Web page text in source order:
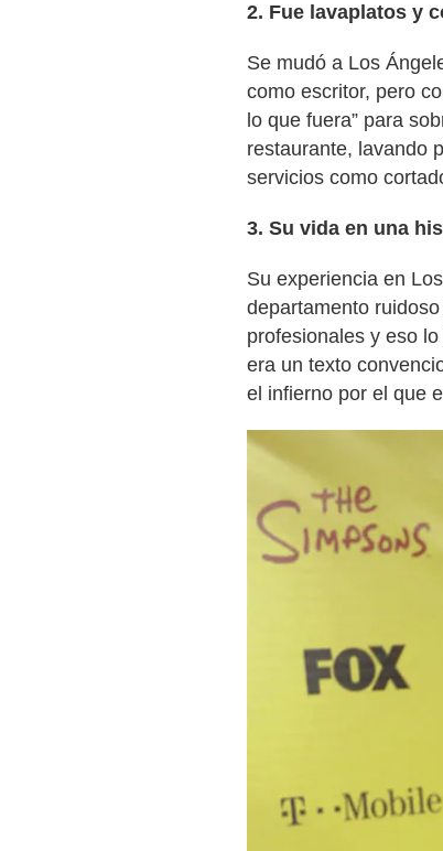
2. Fue lavaplatos y
Se mudó a Los
como escritor, pero
lo que fuera” para
restaurante, lavando
servicios como
3. Su vida en una
Su experiencia en
departamento
profesionales y eso
era un texto
el infierno por el que